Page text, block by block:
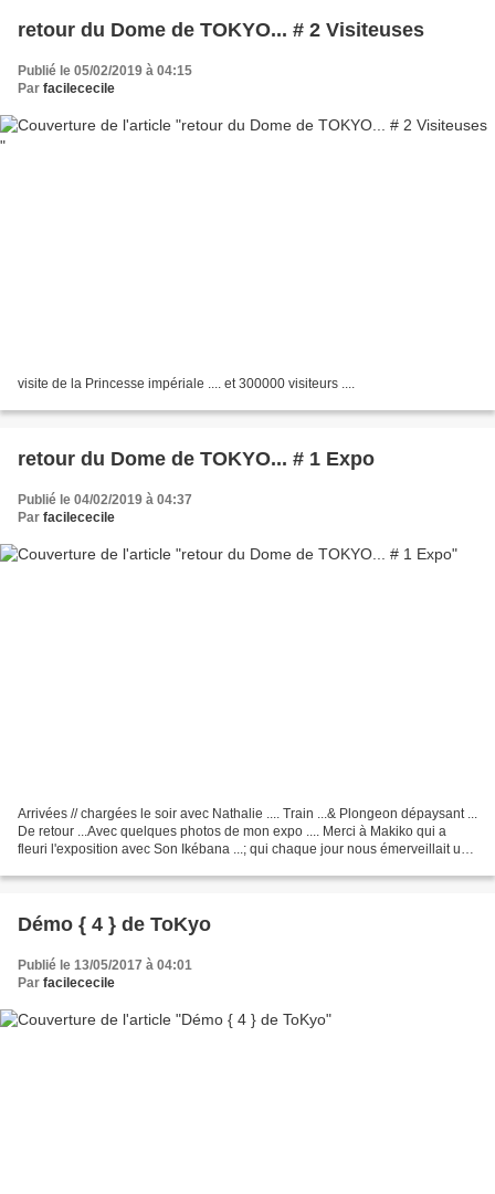
retour du Dome de TOKYO... # 2 Visiteuses
Publié le 05/02/2019 à 04:15
Par facilececile
visite de la Princesse impériale .... et 300000 visiteurs ....
retour du Dome de TOKYO... # 1 Expo
Publié le 04/02/2019 à 04:37
Par facilececile
Arrivées // chargées le soir avec Nathalie .... Train ...& Plongeon dépaysant ...
De retour ...Avec quelques photos de mon expo .... Merci à Makiko qui a
fleuri l'exposition avec Son Ikébana ...; qui chaque jour nous émerveillait un
Démo { 4 } de ToKyo
Publié le 13/05/2017 à 04:01
Par facilececile